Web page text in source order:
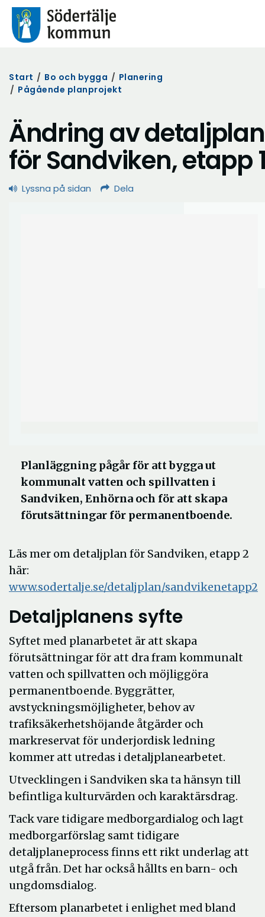
Start / Bo och bygga / Planering
/ Pågående planprojekt
Ändring av detaljplan
för Sandviken, etapp
Lyssna på sidan Dela
Planläggning pågår för att bygga ut
kommunalt vatten och spillvatten i
Sandviken, Enhörna och för att skapa
förutsättningar för permanentboende.
Läs mer om detaljplan för Sandviken, etapp 2
här:
www.sodertalje.se/detaljplan/sandvikenetapp2
Detaljplanens syfte
Syftet med planarbetet är att skapa
förutsättningar för att dra fram kommunalt
vatten och spillvatten och möjliggöra
permanentboende. Byggrätter,
avstyckningsmöjligheter, behov av
trafiksäkerhetshöjande åtgärder och
markreservat för underjordisk ledning
kommer att utredas i detaljplanearbetet.
Utvecklingen i Sandviken ska ta hänsyn till
befintliga kulturvärden och karaktärsdrag.
Tack vare tidigare medborgardialog och lagt
medborgarförslag samt tidigare
detaljplaneprocess finns ett rikt underlag att
utgå från. Det har också hållts en barn- och
ungdomsdialog.
Eftersom planarbetet i enlighet med bland